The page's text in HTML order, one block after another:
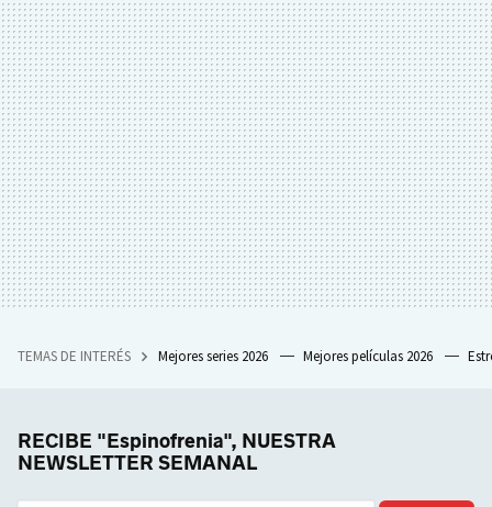
TEMAS DE INTERÉS Mejores series 2026 Mejores películas 2026
RECIBE "Espinofrenia", NUESTRA
NEWSLETTER SEMANAL